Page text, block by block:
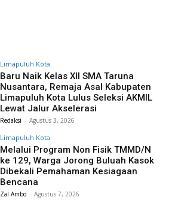
Limapuluh Kota
Baru Naik Kelas XII SMA Taruna
Nusantara, Remaja Asal Kabupaten
Limapuluh Kota Lulus Seleksi AKMIL
Lewat Jalur Akselerasi
Redaksi - Agustus 3, 2026
Limapuluh Kota
Melalui Program Non Fisik TMMD/N
ke 129, Warga Jorong Buluah Kasok
Dibekali Pemahaman Kesiagaan
Bencana
Zal Ambo - Agustus 7, 2026